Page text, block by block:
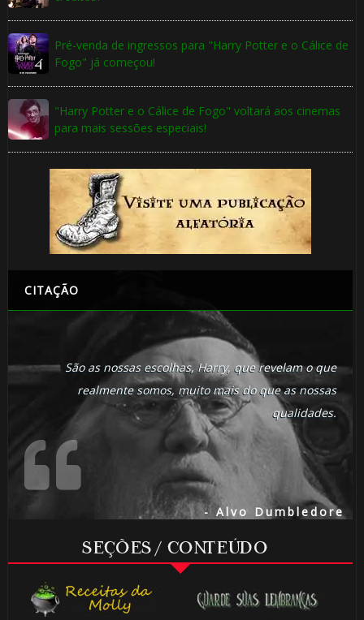
Pré-venda de ingressos para "Harry Potter e o Cálice de
Fogo" já começou!
"Harry Potter e o Cálice de Fogo" voltará aos cinemas
para mais sessões especiais!
CITAÇÃO
São as nossas escolhas, Harry, que revelam o que
realmente somos, muito mais do que as nossas
qualidades.
- Alvo Dumbledore
SEÇÕES / CONTEÚDO
🎂
⚡
🎂